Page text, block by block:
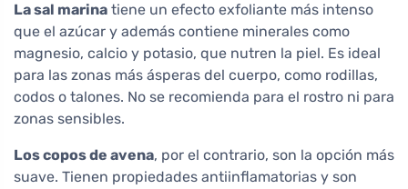
La sal marina tiene un efecto exfoliante más intenso
que el azúcar y además contiene minerales como
magnesio, calcio y potasio, que nutren la piel. Es ideal
para las zonas más ásperas del cuerpo, como rodillas,
codos o talones. No se recomienda para el rostro ni para
zonas sensibles.
Los copos de avena, por el contrario, son la opción más
suave. Tienen propiedades antiinflamatorias y son